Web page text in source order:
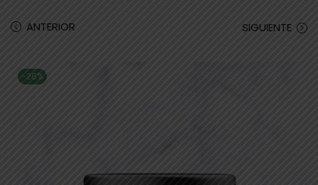
ANTERIOR SIGUIENTE
-28%